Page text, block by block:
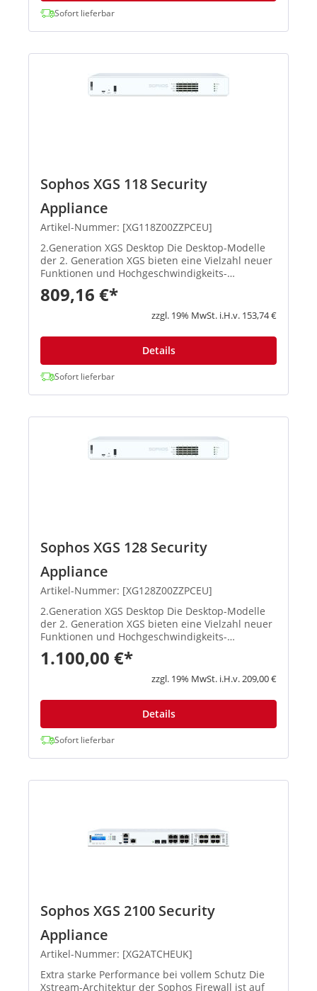
Sofort lieferbar
Sophos XGS 118 Security
Appliance
Artikel-Nummer: [XG118Z00ZZPCEU]
2.Generation XGS Desktop Die Desktop-Modelle
der 2. Generation XGS bieten eine Vielzahl neuer
Funktionen und Hochgeschwindigkeits-
Verbindungsoptionen. Die Basis-Firewall ist in
jeder Appliance enthalten. Produkthighlights:
Beschleunigte Performan...
809,16 €*
zzgl. 19% MwSt. i.H.v. 153,74 €
Details
Sofort lieferbar
Sophos XGS 128 Security
Appliance
Artikel-Nummer: [XG128Z00ZZPCEU]
2.Generation XGS Desktop Die Desktop-Modelle
der 2. Generation XGS bieten eine Vielzahl neuer
Funktionen und Hochgeschwindigkeits-
Verbindungsoptionen. Die Basis-Firewall ist in
jeder Appliance enthalten. Produkthighlights:
Beschleunigte Performan...
1.100,00 €*
zzgl. 19% MwSt. i.H.v. 209,00 €
Details
Sofort lieferbar
Sophos XGS 2100 Security
Appliance
Artikel-Nummer: [XG2ATCHEUK]
Extra starke Performance bei vollem Schutz Die
Xstream-Architektur der Sophos Firewall ist auf